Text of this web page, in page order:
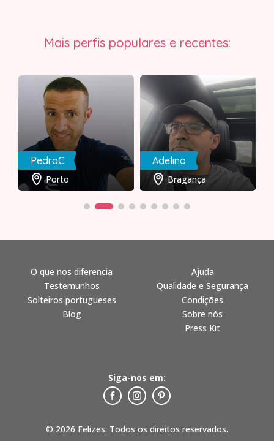
Mais perfis populares e recentes:
PedroC
Porto
Adelino
Bragança
© 2026 Felizes. Todos os direitos reservados.
O que nos diferencia
Testemunhos
Solteiros portugueses
Blog
Ajuda
Qualidade e Segurança
Condições
Sobre nós
Press Kit
Siga-nos em: